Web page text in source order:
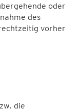
oder
des
vorher
die